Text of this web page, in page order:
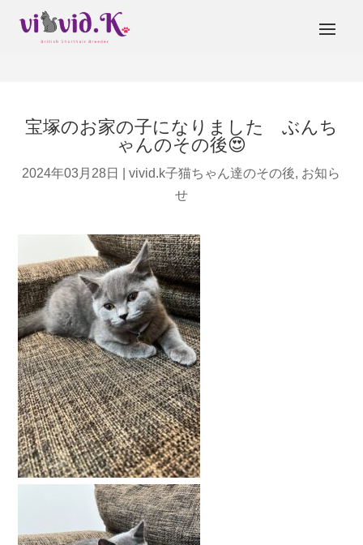
宝塚のお家の子になりました ぶんち
ゃんのその後😍
2024年03月28日 |vivid.k子猫ちゃん達のその後, お知ら
せ